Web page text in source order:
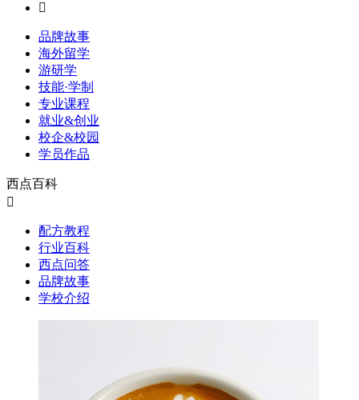

品牌故事
海外留学
游研学
技能·学制
专业课程
就业&创业
校企&校园
学员作品
西点百科

配方教程
行业百科
西点问答
品牌故事
学校介绍